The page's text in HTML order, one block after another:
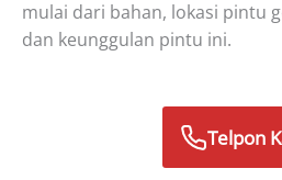
mulai dari bahan, lokasi pintu
dan keunggulan pintu ini.
Telpon